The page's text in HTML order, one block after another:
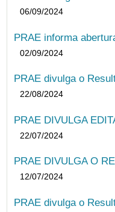
06/09/2024
PRAE informa
02/09/2024
PRAE divulga o
22/08/2024
PRAE DIVULGA
22/07/2024
PRAE DIVULGA O
12/07/2024
PRAE divulga o